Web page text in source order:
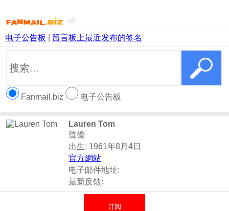
电子公告板 留言板上最近发布的签名
Fanmail.biz 电子公告板
Lauren Tom
聲優
出生: 1961年8月4日
官方網站
电子邮件地址:
最新反馈:
订阅